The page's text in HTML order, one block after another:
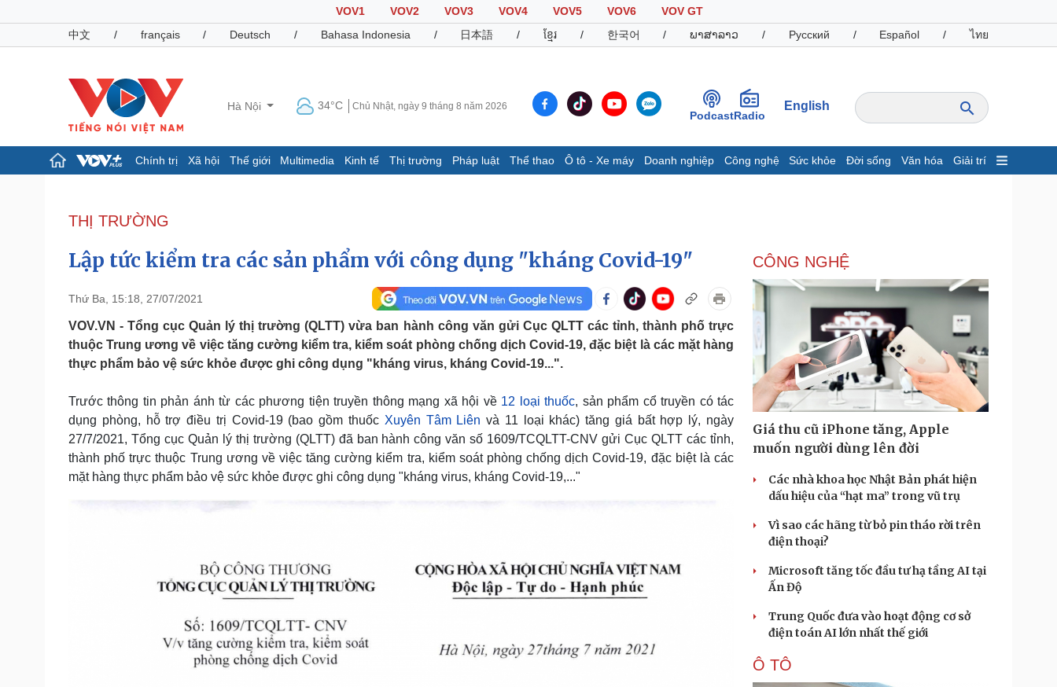
VOV1 VOV2 VOV3 VOV4 VOV5 VOV6
VOV GT
中文
/ français / Deutsch / Bahasa Indonesia / 日本語 / ខ្មែរ / 한국어 / ພາສາລາວ / Русский / Español / ไทย
Hà Nội 34°C Chủ Nhật, ngày 9 tháng 8 năm 2026
PodcastRadio
English
Chính trị Xã hội Thế giới Multimedia Kinh tế Thị trường Pháp luật Thể thao Ô tô - Xe máy Doanh nghiệp Công nghệ Sức khỏe Đời sống Văn hóa Giải trí
Đảng
Tổ chức nhân sự
Nhận diện sự thật
Dấu ấn VOV
Infographic
Giá cà phê
Pháp luật
Vụ án
Tin nóng
Quân sự - Quốc phòng
Vũ khí
Việt Nam
Thể thao
Bóng đá
Lịch thi đấu bóng đá
eSports
Hậu trường
Ô tô - Xe máy
Ô tô
Xe máy
Doanh nghiệp
Thông tin doanh nghiệp
Doanh nghiệp 24h
Doanh nhân
Vì cộng đồng
Công nghệ
Sành điệu
Tin Công nghệ
Trải nghiệm
Chuyển đổi số
Sức khỏe
Dinh dưỡng - món ngon
Cây thuốc
Đời sống
Nhà đẹp
Blog
Văn hóa
Sân khấu - Điện ảnh
Văn học
Giải trí
Nghệ sĩ
Thời trang
Du lịch
Tư vấn
Podcast
Câu chuyện thời sự
Đọc truyện đêm khuya
Cửa sổ tình yêu
Hạt giống tâm hồn
THỊ TRƯỜNG
Lập tức kiểm tra các sản phẩm với công dụng "kháng Covid-19"
Thứ Ba, 15:18, 27/07/2021
VOV.VN - Tổng cục Quản lý thị trường (QLTT) vừa ban hành công văn gửi Cục QLTT các tỉnh, thành phố trực
thuộc Trung ương về việc tăng cường kiểm tra, kiểm soát phòng chống dịch Covid-19, đặc biệt là các mặt hàng
thực phẩm bảo vệ sức khỏe được ghi công dụng "kháng virus, kháng Covid-19...".
Trước thông tin phản ánh từ các phương tiện truyền thông mạng xã hội về 12 loại thuốc, sản phẩm cổ truyền có tác
dụng phòng, hỗ trợ điều trị Covid-19 (bao gồm thuốc Xuyên Tâm Liên và 11 loại khác) tăng giá bất hợp lý, ngày
27/7/2021, Tổng cục Quản lý thị trường (QLTT) đã ban hành công văn số 1609/TCQLTT-CNV gửi Cục QLTT các tỉnh,
thành phố trực thuộc Trung ương về việc tăng cường kiểm tra, kiểm soát phòng chống dịch Covid-19, đặc biệt là các
mặt hàng thực phẩm bảo vệ sức khỏe được ghi công dụng "kháng virus, kháng Covid-19,..."
CÔNG NGHỆ
Giá thu cũ iPhone tăng, Apple
muốn người dùng lên đời
Các nhà khoa học Nhật Bản phát hiện
dấu hiệu của “hạt ma” trong vũ trụ
Vì sao các hãng từ bỏ pin tháo rời trên
điện thoại?
Microsoft tăng tốc đầu tư hạ tầng AI tại
Ấn Độ
Trung Quốc đưa vào hoạt động cơ sở
điện toán AI lớn nhất thế giới
Ô TÔ